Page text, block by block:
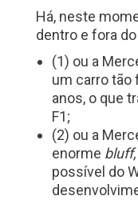
Há, neste
dentro e fora do
(1) ou a
um carro tão
anos, o que
F1;
(2) ou a
enorme bluff
possível do